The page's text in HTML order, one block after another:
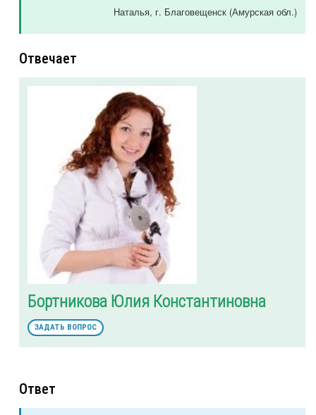
Наталья, г. Благовещенск (Амурская обл.)
Отвечает
Бортникова Юлия Константиновна
ЗАДАТЬ ВОПРОС
Ответ